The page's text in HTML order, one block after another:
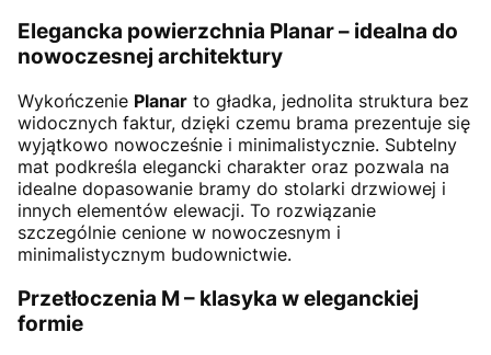
Elegancka powierzchnia Planar – idealna do
nowoczesnej architektury
Wykończenie Planar to gładka, jednolita struktura bez
widocznych faktur, dzięki czemu brama prezentuje się
wyjątkowo nowocześnie i minimalistycznie. Subtelny
mat podkreśla elegancki charakter oraz pozwala na
idealne dopasowanie bramy do stolarki drzwiowej i
innych elementów elewacji. To rozwiązanie
szczególnie cenione w nowoczesnym i
minimalistycznym budownictwie.
Przetłoczenia M – klasyka w eleganckiej
formie